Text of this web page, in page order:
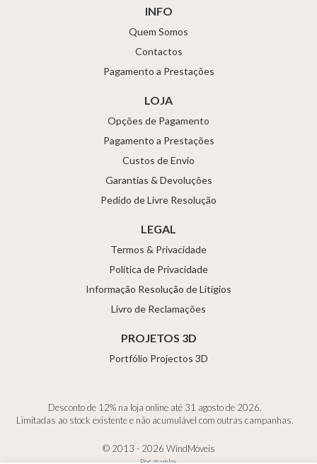
INFO
Quem Somos
Contactos
Pagamento a Prestações
LOJA
Opções de Pagamento
Pagamento a Prestações
Custos de Envio
Garantias & Devoluções
Pedido de Livre Resolução
LEGAL
Termos & Privacidade
Política de Privacidade
Informação Resolução de Litígios
Livro de Reclamações
PROJETOS 3D
Portfólio Projectos 3D
Desconto de 12% na loja online até 31 agosto de 2026.
Limitadas ao stock existente e não acumulável com outras campanhas.
© 2013 - 2026 WindMóveis
Porgumba.